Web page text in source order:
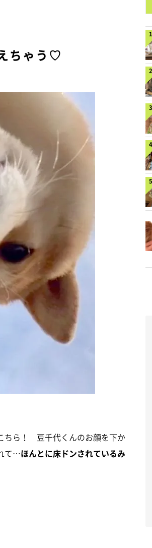
ちゃう♡
ちら！ 豆千代くんのお顔を下か
て…ほんとに床ドンされているみ